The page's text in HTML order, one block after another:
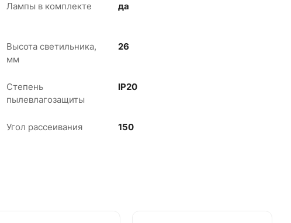
Лампы в комплекте да
Высота светильника,
мм
26
Степень
пылевлагозащиты
IP20
Угол рассеивания 150